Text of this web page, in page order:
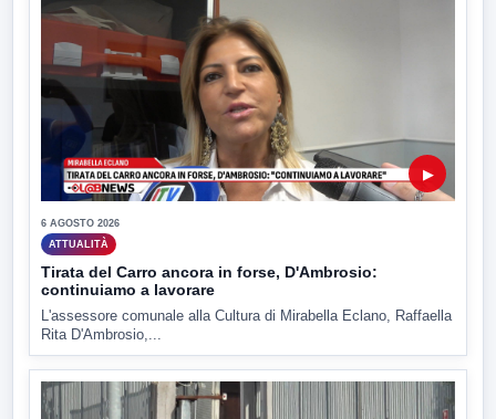
▶
6 AGOSTO 2026
ATTUALITÀ
Tirata del Carro ancora in forse, D'Ambrosio:
continuiamo a lavorare
L'assessore comunale alla Cultura di Mirabella Eclano, Raffaella
Rita D'Ambrosio,...